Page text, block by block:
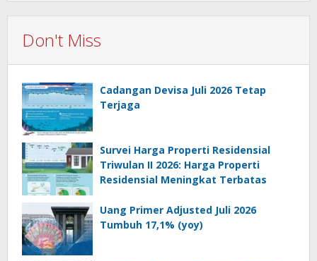
Don't Miss
Cadangan Devisa Juli 2026 Tetap
Terjaga
Survei Harga Properti Residensial
Triwulan II 2026: Harga Properti
Residensial Meningkat Terbatas
Uang Primer Adjusted Juli 2026
Tumbuh 17,1% (yoy)